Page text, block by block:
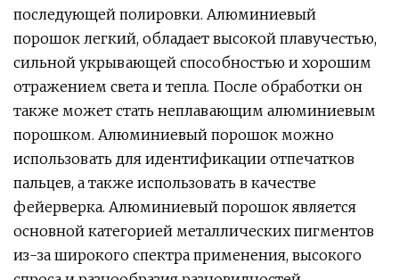
последующей полировки. Алюминиевый
порошок легкий, обладает высокой плавучестью,
сильной укрывающей способностью и хорошим
отражением света и тепла. После обработки он
также может стать неплавающим алюминиевым
порошком. Алюминиевый порошок можно
использовать для идентификации отпечатков
пальцев, а также использовать в качестве
фейерверка. Алюминиевый порошок является
основной категорией металлических пигментов
из-за широкого спектра применения, высокого